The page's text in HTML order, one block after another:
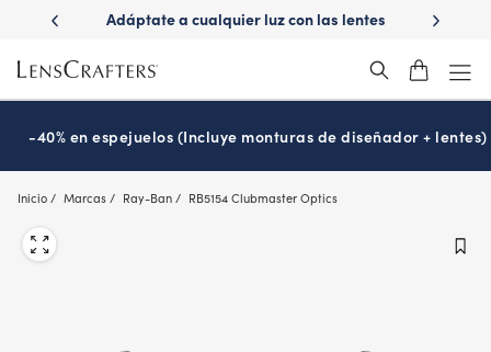
main
content
lentes
¿Es hora de tu examen de la vista?
Disfruta -
-40% en espejuelos (Incluye monturas de diseñador + lentes)
Inicio Marcas Ray-Ban RB5154 Clubmaster Optics